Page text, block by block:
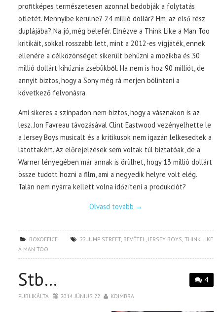
profitképes természetesen azonnal bedobják a folytatás
ötletét. Mennyibe kerülne? 24 millió dollár? Hm, az első rész
duplájába? Na jó, még belefér. Elnézve a Think Like a Man Too
kritikáit, sokkal rosszabb lett, mint a 2012-es vígjáték, ennek
ellenére a célközönséget sikerült behúzni a mozikba és 30
millió dollárt kihúznia zsebükből. Ha nem is hoz 90 milliót, de
annyit biztos, hogy a Sony még rá merjen bólintani a
következő felvonásra.
Ami sikeres a színpadon nem biztos, hogy a vásznakon is az
lesz. Jon Favreau távozásával Clint Eastwood vezényelhette le
a Jersey Boys musicalt és a kritikusok nem igazán lelkesedtek a
látottakért. Az előrejelzések sem voltak túl biztatóak, de a
Warner lényegében már annak is örülhet, hogy 13 millió dollárt
össze tudott hozni a film, ami a negyedik helyre volt elég.
Talán nem nyárra kellett volna időzíteni a produkciót?
Olvasd tovább →
BOXOFFICE 22 JUMP STREET, BEVÉTEL,JERSEY BOYS,THINK LIKE
A MAN TOO
4
Stb…
PUBLIKÁLTA 2014. JÚNIUS 22. KOIMBRA